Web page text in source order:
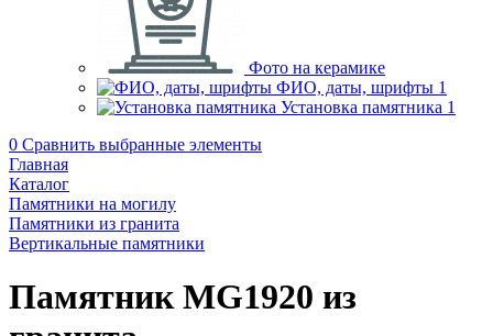
Фото на керамике
ФИО, даты, шрифты 1
Установка памятника 1
0 Сравнить выбранные элементы
Главная
Каталог
Памятники на могилу
Памятники из гранита
Вертикальные памятники
Памятник MG1920 из